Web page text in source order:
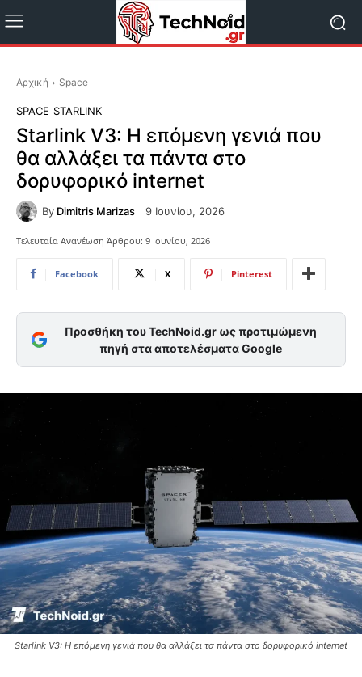
Αρχική Space
SPACE STARLINK
Starlink V3: Η επόμενη γενιά που
θα αλλάξει τα πάντα στο
δορυφορικό internet
By Dimitris Marizas 9 Ιουνίου, 2026
Τελευταία Ανανέωση Άρθρου: 9 Ιουνίου, 2026
Facebook X Pinterest
Προσθήκη του TechNoid.gr ως προτιμώμενη
πηγή στα αποτελέσματα Google
Starlink V3: Η επόμενη γενιά που θα αλλάξει τα πάντα στο δορυφορικό internet